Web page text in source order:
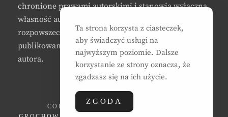
chronione prawami autorskimi i stanowią wyłączną
własność autora strony. Zabrania się kopiowania,
rozpowszechniania, reprodukowania,
publikowania, i/lub modyfikowania zdjęć bez zgody
autora.
COPYRIGHT © 2026
Ta strona korzysta z ciasteczek,
aby świadczyć usługi na
najwyższym poziomie. Dalsze
korzystanie ze strony oznacza, że
zgadzasz się na ich użycie.
ZGODA